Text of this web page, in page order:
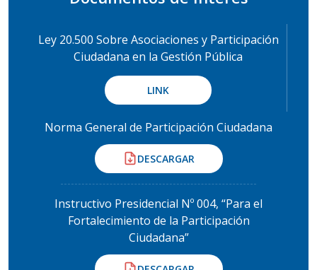
Ley 20.500 Sobre Asociaciones y Participación
Ciudadana en la Gestión Pública
LINK
Norma General de Participación Ciudadana
DESCARGAR
Instructivo Presidencial Nº 004, “Para el
Fortalecimiento de la Participación
Ciudadana”